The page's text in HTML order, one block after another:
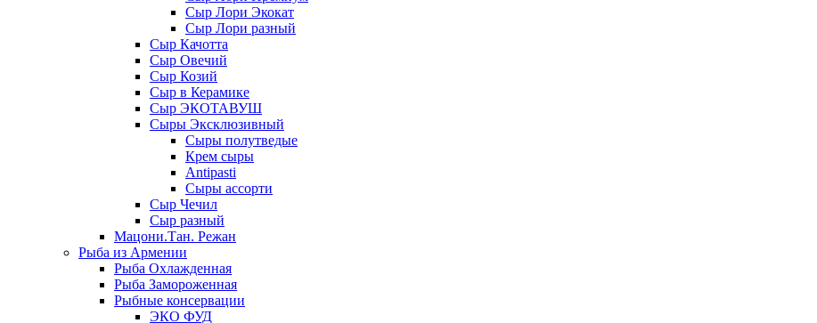
Сыр Лори Экокат
Сыр Лори разный
Сыр Качотта
Сыр Овечий
Сыр Козий
Сыр в Керамике
Сыр ЭКОТАВУШ
Сыры Эксклюзивный
Сыры полутведые
Крем сыры
Antipasti
Сыры ассорти
Сыр Чечил
Сыр разный
Мацони.Тан. Режан
Рыба из Армении
Рыба Охлажденная
Рыба Замороженная
Рыбные консервации
ЭКО ФУД